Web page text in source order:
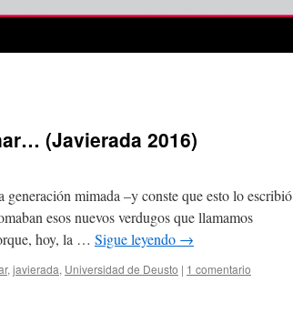
(Javierada 2016)
mimada –y conste que esto lo escribió
esos nuevos verdugos que llamamos
hoy, la … Sigue leyendo →
, javierada, Universidad de Deusto | 1 comentario